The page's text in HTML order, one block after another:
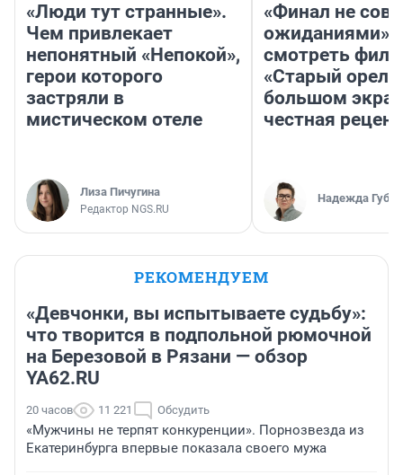
«Люди тут странные».
Чем привлекает
непонятный «Непокой»,
герои которого
застряли в
мистическом отеле
Лиза Пичугина
Редактор NGS.RU
«Финал не
ожиданиями»:
смотреть
«Старый орел»
большом
честная
Надежда
РЕКОМЕНДУЕМ
«Девчонки, вы испытываете судьбу»:
что творится в подпольной рюмочной
на Березовой в Рязани — обзор
YA62.RU
20 часов 11 221 Обсудить
«Мужчины не терпят конкуренции». Порнозвезда из
Екатеринбурга впервые показала своего мужа